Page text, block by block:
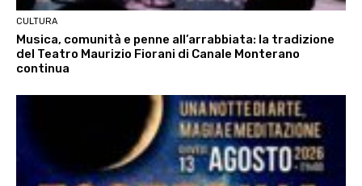
CULTURA
Musica, comunità e penne all’arrabbiata: la tradizione
del Teatro Maurizio Fiorani di Canale Monterano
continua